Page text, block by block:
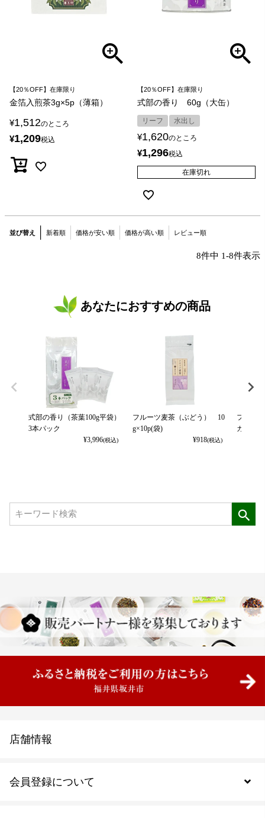
【20％OFF】在庫限り
金箔入煎茶3g×5p（薄箱）
¥1,512のところ
¥1,209税込
【20％OFF】在庫限り
式部の香り 60g（大缶）
リーフ 水出し
¥1,620のところ
¥1,296税込
在庫切れ
並び替え 新着順 価格が安い順 価格が高い順 レビュー順
8件中 1-8件表示
あなたにおすすめの商品
式部の香り（茶葉100g平袋）
3本パック
¥3,996(税込)
フルーツ麦茶（ぶどう） 10
g×10p(袋)
¥918(税込)
フルー
カット
会員登録について
店舗情報